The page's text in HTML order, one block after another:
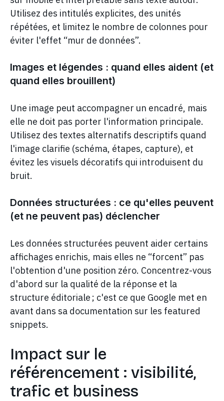
Utilisez des intitulés explicites, des unités
répétées, et limitez le nombre de colonnes pour
éviter l'effet “mur de données”.
Images et légendes : quand elles aident (et
quand elles brouillent)
Une image peut accompagner un encadré, mais
elle ne doit pas porter l'information principale.
Utilisez des textes alternatifs descriptifs quand
l'image clarifie (schéma, étapes, capture), et
évitez les visuels décoratifs qui introduisent du
bruit.
Données structurées : ce qu'elles peuvent
(et ne peuvent pas) déclencher
Les données structurées peuvent aider certains
affichages enrichis, mais elles ne “forcent” pas
l'obtention d'une position zéro. Concentrez-vous
d'abord sur la qualité de la réponse et la
structure éditoriale ; c'est ce que Google met en
avant dans sa documentation sur les featured
snippets.
Impact sur le
référencement : visibilité,
trafic et business